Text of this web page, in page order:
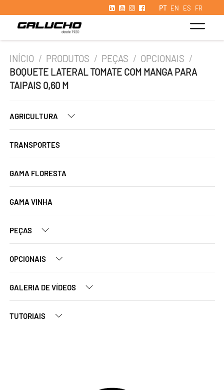
PT EN ES FR
INÍCIO / PRODUTOS / PEÇAS / OPCIONAIS /
BOQUETE LATERAL TOMATE COM MANGA PARA
TAIPAIS 0,60 M
AGRICULTURA
TRANSPORTES
GAMA FLORESTA
GAMA VINHA
PEÇAS
OPCIONAIS
GALERIA DE VÍDEOS
TUTORIAIS